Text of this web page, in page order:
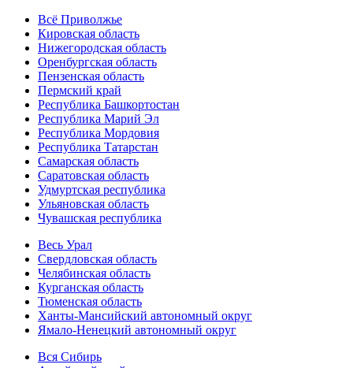
Всё Приволжье
Кировская область
Нижегородская область
Оренбургская область
Пензенская область
Пермский край
Республика Башкортостан
Республика Марий Эл
Республика Мордовия
Республика Татарстан
Самарская область
Саратовская область
Удмуртская республика
Ульяновская область
Чувашская республика
Весь Урал
Свердловская область
Челябинская область
Курганская область
Тюменская область
Ханты-Мансийский автономный округ
Ямало-Ненецкий автономный округ
Вся Сибирь